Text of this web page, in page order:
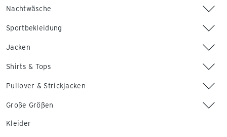
Nachtwäsche
Sportbekleidung
Jacken
Shirts & Tops
Pullover & Strickjacken
Große Größen
Kleider